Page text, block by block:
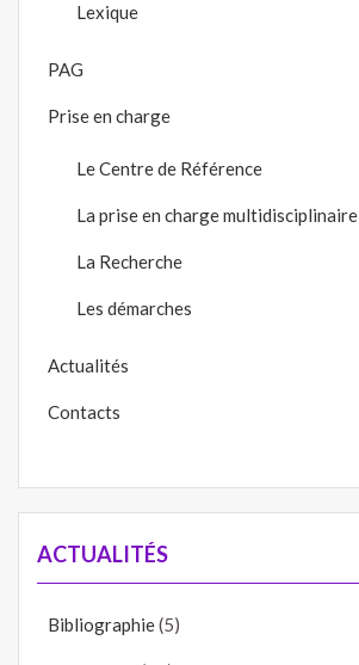
Lexique
PAG
Prise en charge
Le Centre de Référence
La prise en charge multidisciplinaire
La Recherche
Les démarches
Actualités
Contacts
ACTUALITÉS
Bibliographie(5)